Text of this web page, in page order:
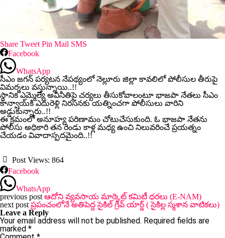
Share Tweet Pin Mail SMS
Facebook
WhatsApp
సీఎం జగన్‌ పర్యటన నేపథ్యంలో నెల్లూరు జిల్లా కావలిలో పోలీసుల తీరుపై
విమర్శలు వస్తున్నాయి..!!
స్థానిక ఎమ్మెల్యే అవినీతిపై చర్యలు తీసుకోవాలంటూ భాజపా నేతలు సీఎం
కాన్వాయ్‌కి ఎదురెళ్లి నిరసనకు యత్నించగా పోలీసులు వారిని
అడ్డుకున్నారు..!!
ఈ క్రమంలో అనూహ్య పరిణామం చోటుచేసుకుంది. ఓ భాజపా నేతను
పోలీసు అధికారి తన రెండు కాళ్ల మధ్య ఉంచి నిలువరించే ప్రయత్నం
చేయడం వివాదాస్పదమైంది..!!
Post Views: 864
Facebook
WhatsApp
previous postఆదోని వ్యవసాయ మార్కెట్ కమిటీ ధరలు (E-NAM)
next postప్రపంచంలోనే అతిపెద్ద సైకిల్ గ్రేవ్ యార్డ్ ( సైకిల్ల స్మశాన వాటికలు)
Leave a Reply
Your email address will not be published. Required fields are
marked *